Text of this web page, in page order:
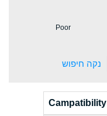
Poor
נקה חיפוש
Campatibility